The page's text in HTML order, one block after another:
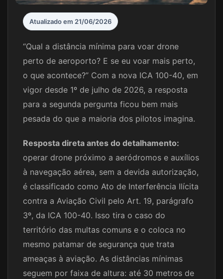
Atualizado em 21/06/2026
“Qual a distância mínima para voar drone
perto de aeroporto? E se eu voar mais perto,
o que acontece?” Com a nova ICA 100-40, em
vigor desde 1º de julho de 2026, a resposta
para a segunda pergunta ficou bem mais
pesada do que a maioria dos pilotos imagina.
Resposta direta antes do detalhamento:
operar drone próximo a aeródromos e auxílios
à navegação aérea, sem a devida autorização,
é classificado como Ato de Interferência Ilícita
contra a Aviação Civil pelo Art. 19, parágrafo
3º, da ICA 100-40. Isso tira o caso do
território das multas comuns e o coloca no
mesmo patamar de segurança que trata
ameaças à aviação. As distâncias mínimas
seguem por faixa de altura: até 30 metros de